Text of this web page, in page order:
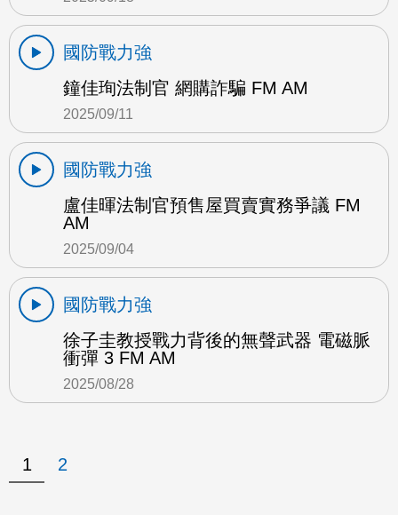
國防戰力強
鐘佳珣法制官 網購詐騙 FM AM
2025/09/11
國防戰力強
盧佳暉法制官預售屋買賣實務爭議 FM
AM
2025/09/04
國防戰力強
徐子圭教授戰力背後的無聲武器 電磁脈
衝彈 3 FM AM
2025/08/28
1 2